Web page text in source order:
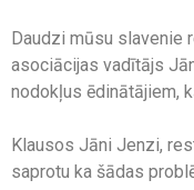
Daudzi mūsu slavenie
asociācijas vadītājs
nodokļus ēdinātājiem,
Klausos Jāni Jenzi,
saprotu ka šādas